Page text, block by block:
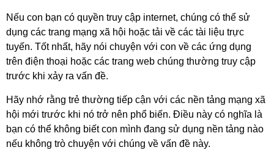
Nếu con bạn có quyền truy cập internet, chúng có thể sử
dụng các trang mạng xã hội hoặc tải về các tài liệu trực
tuyến. Tốt nhất, hãy nói chuyện với con về các ứng dụng
trên điện thoại hoặc các trang web chúng thường truy cập
trước khi xảy ra vấn đề.
Hãy nhớ rằng trẻ thường tiếp cận với các nền tảng mạng xã
hội mới trước khi nó trở nên phổ biến. Điều này có nghĩa là
bạn có thể không biết con mình đang sử dụng nền tảng nào
nếu không trò chuyện với chúng về vấn đề này.